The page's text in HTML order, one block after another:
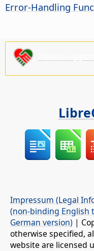
Error-Handling
Impressum (Legal
(non-binding English
German version) |
otherwise specified,
website are licensed